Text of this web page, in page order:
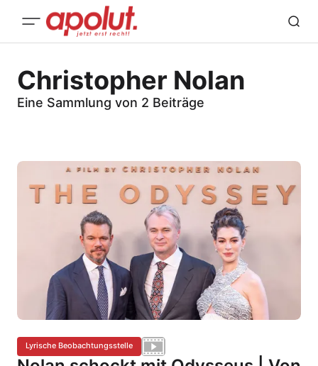
Christopher Nolan
Eine Sammlung von 2 Beiträge
Lyrische Beobachtungsstelle